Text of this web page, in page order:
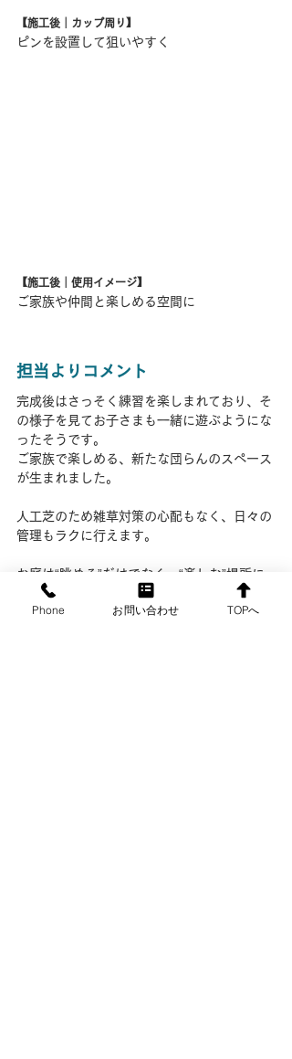
【施工後｜カップ周り】
ピンを設置して狙いやすく
【施工後｜使用イメージ】
ご家族や仲間と楽しめる空間に
担当よりコメント
完成後はさっそく練習を楽しまれており、そ
の様子を見てお子さまも一緒に遊ぶようにな
ったそうです。
ご家族で楽しめる、新たな団らんのスペース
が生まれました。
人工芝のため雑草対策の心配もなく、日々の
管理もラクに行えます。
お庭は“眺める”だけでなく、“楽しむ”場所に
もできます。
Phone お問い合わせ TOPへ